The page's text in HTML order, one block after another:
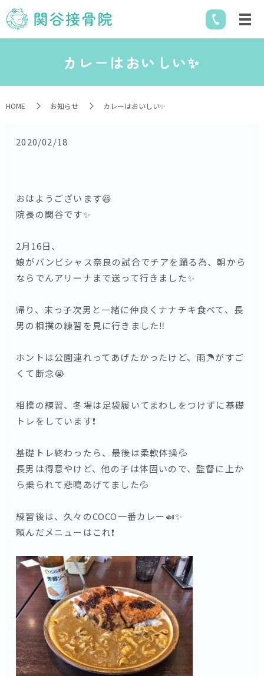
カレーはおいしい✨
HOME お知らせ カレーはおいしい✨
2020/02/18
おはようございます😃
院長の関谷です✨
2月16日、
娘がバンビシャス奈良の試合でチアを踊る為、朝から
ならでんアリーナまで送って行きました✨
帰り、末っ子次男と一緒に仲良くナナチキ食べて、長
男の相撲の練習を見に行きました‼️
ホントは公園連れってあげたかったけど、雨☂️がすご
くて断念😭
相撲の練習、冬場は足袋履いてまわしをつけずに基礎
トレをしています❗️
基礎トレ終わったら、最後は柔軟体操💦
長男は得意やけど、他の子は体固いので、監督に上か
ら乗られて悲鳴あげてました💦
練習後は、久々のCOCO一番カレー🍛✨
頼んだメニューはこれ❗️